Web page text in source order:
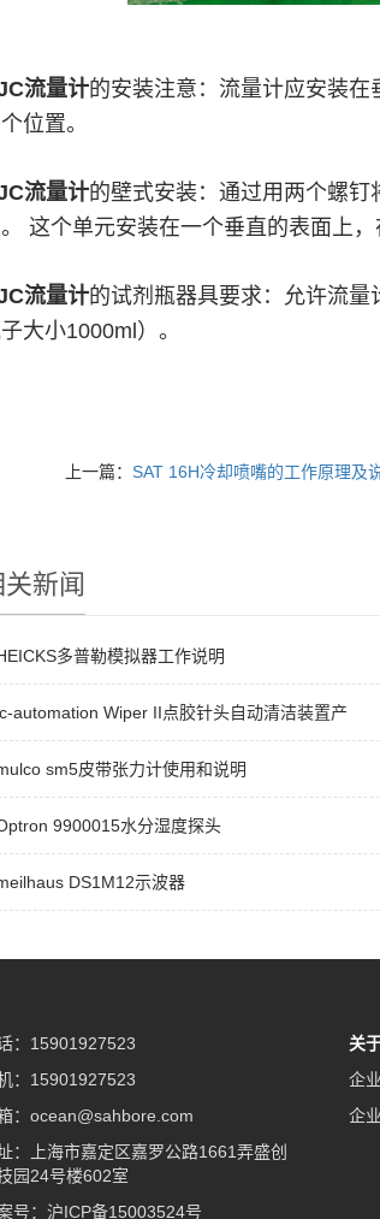
流量计的安装注意：流量计应安装在
位置。
流量计的壁式安装：通过用两个螺钉
这个单元安装在一个垂直的表面上
流量计的试剂瓶器具要求：
允许流量
大小1000ml）。
上一篇：SAT 16H冷却喷嘴的工作原理及
新闻
多普勒模拟器工作说明
automation Wiper II点胶针头自动清洁装置产
sm5皮带张力计使用和说明
9900015水分湿度探头
DS1M12示波器
：15901927523
：15901927523
：ocean@sahbore.com
：上海市嘉定区嘉罗公路1661弄盛创
园24号楼602室
号： 沪ICP备15003524号
关
企
企